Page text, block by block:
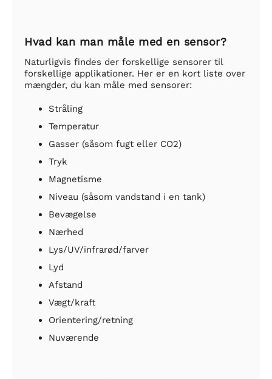
Hvad kan man måle med en sensor?
Naturligvis findes der forskellige sensorer til
forskellige applikationer. Her er en kort liste over
mængder, du kan måle med sensorer:
Stråling
Temperatur
Gasser (såsom fugt eller CO2)
Tryk
Magnetisme
Niveau (såsom vandstand i en tank)
Bevægelse
Nærhed
Lys/UV/infrarød/farver
Lyd
Afstand
Vægt/kraft
Orientering/retning
Nuværende